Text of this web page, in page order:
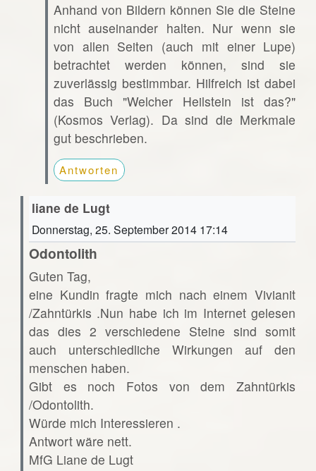
Anhand von Bildern können Sie die Steine
nicht auseinander halten. Nur wenn sie
von allen Seiten (auch mit einer Lupe)
betrachtet werden können, sind sie
zuverlässig bestimmbar. Hilfreich ist dabei
das Buch "Welcher Heilstein ist das?"
(Kosmos Verlag). Da sind die Merkmale
gut beschrieben.
Antworten
liane de Lugt
Donnerstag, 25. September 2014 17:14
Odontolith
Guten Tag,
eine Kundin fragte mich nach einem Vivianit
/Zahntürkis .Nun habe ich im Internet gelesen
das dies 2 verschiedene Steine sind somit
auch unterschiedliche Wirkungen auf den
menschen haben.
Gibt es noch Fotos von dem Zahntürkis
/Odontolith.
Würde mich Interessieren .
Antwort wäre nett.
MfG Liane de Lugt